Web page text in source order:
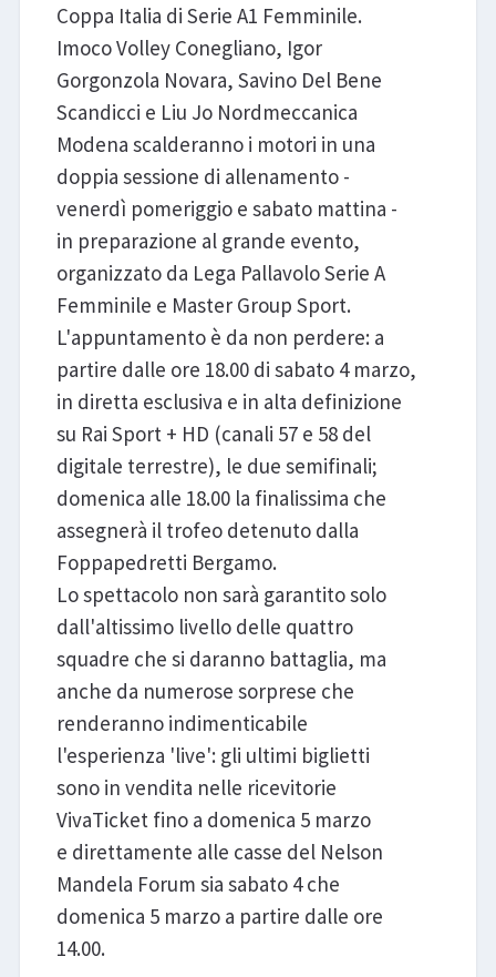
Coppa Italia di Serie A1 Femminile.
Imoco Volley Conegliano, Igor
Gorgonzola Novara, Savino Del Bene
Scandicci e Liu Jo Nordmeccanica
Modena scalderanno i motori in una
doppia sessione di allenamento -
venerdì pomeriggio e sabato mattina -
in preparazione al grande evento,
organizzato da Lega Pallavolo Serie A
Femminile e Master Group Sport.
L'appuntamento è da non perdere: a
partire dalle ore 18.00 di sabato 4 marzo,
in diretta esclusiva e in alta definizione
su Rai Sport + HD (canali 57 e 58 del
digitale terrestre), le due semifinali;
domenica alle 18.00 la finalissima che
assegnerà il trofeo detenuto dalla
Foppapedretti Bergamo.
Lo spettacolo non sarà garantito solo
dall'altissimo livello delle quattro
squadre che si daranno battaglia, ma
anche da numerose sorprese che
renderanno indimenticabile
l'esperienza 'live': gli ultimi biglietti
sono in vendita nelle ricevitorie
VivaTicket fino a domenica 5 marzo
e direttamente alle casse del Nelson
Mandela Forum sia sabato 4 che
domenica 5 marzo a partire dalle ore
14.00.